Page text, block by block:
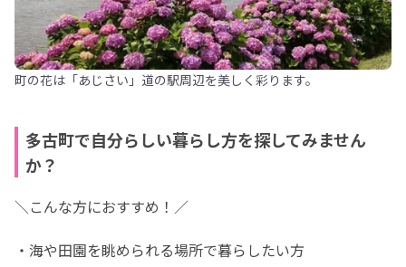
町の花は「あじさい」道の駅周辺を美しく彩ります。
多古町で自分らしい暮らし方を探してみません
か？
＼こんな方におすすめ！／
・海や田園を眺められる場所で暮らしたい方